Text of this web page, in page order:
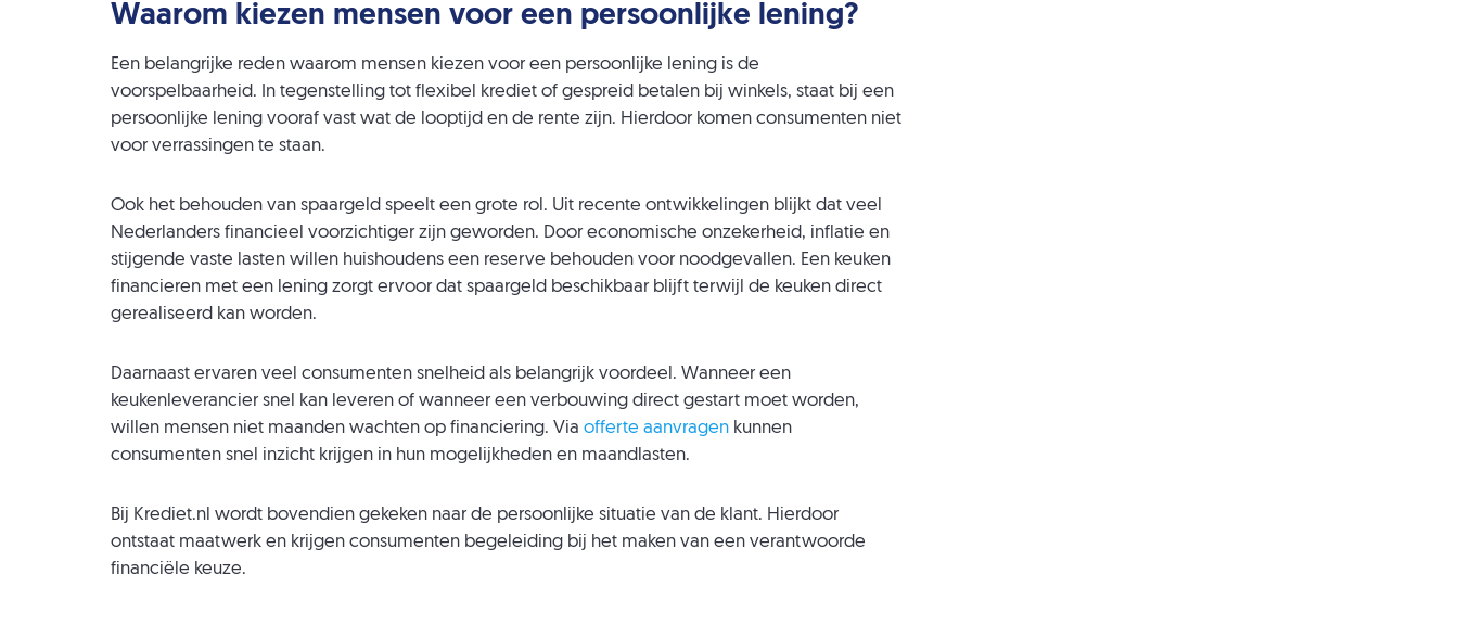
Waarom kiezen mensen voor een persoonlijke lening?
Een belangrijke reden waarom mensen kiezen voor een persoonlijke lening is de
voorspelbaarheid. In tegenstelling tot flexibel krediet of gespreid betalen bij winkels, staat bij een
persoonlijke lening vooraf vast wat de looptijd en de rente zijn. Hierdoor komen consumenten niet
voor verrassingen te staan.
Ook het behouden van spaargeld speelt een grote rol. Uit recente ontwikkelingen blijkt dat veel
Nederlanders financieel voorzichtiger zijn geworden. Door economische onzekerheid, inflatie en
stijgende vaste lasten willen huishoudens een reserve behouden voor noodgevallen. Een keuken
financieren met een lening zorgt ervoor dat spaargeld beschikbaar blijft terwijl de keuken direct
gerealiseerd kan worden.
Daarnaast ervaren veel consumenten snelheid als belangrijk voordeel. Wanneer een
keukenleverancier snel kan leveren of wanneer een verbouwing direct gestart moet worden,
willen mensen niet maanden wachten op financiering. Via offerte aanvragen kunnen
consumenten snel inzicht krijgen in hun mogelijkheden en maandlasten.
Bij Krediet.nl wordt bovendien gekeken naar de persoonlijke situatie van de klant. Hierdoor
ontstaat maatwerk en krijgen consumenten begeleiding bij het maken van een verantwoorde
financiële keuze.